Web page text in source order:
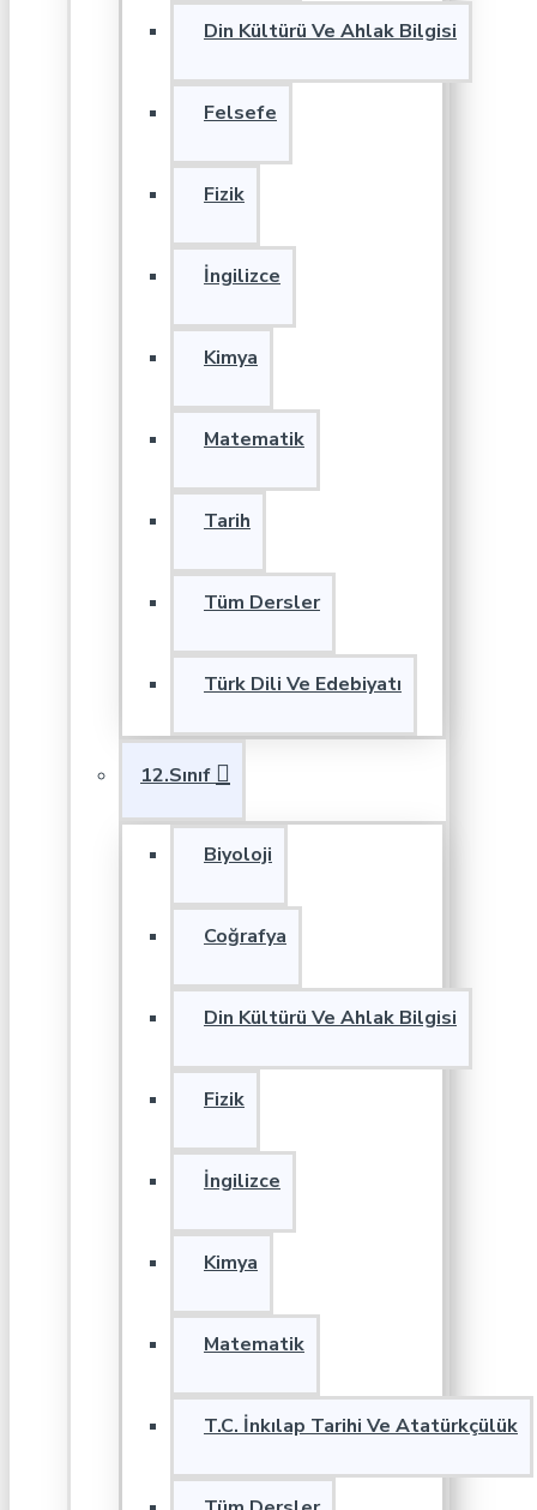
Din Kültürü Ve Ahlak Bilgisi
Felsefe
Fizik
İngilizce
Kimya
Matematik
Tarih
Tüm Dersler
Türk Dili Ve Edebiyatı
12.Sınıf
Biyoloji
Coğrafya
Din Kültürü Ve Ahlak Bilgisi
Fizik
İngilizce
Kimya
Matematik
T.C. İnkılap Tarihi Ve Atatürkçülük